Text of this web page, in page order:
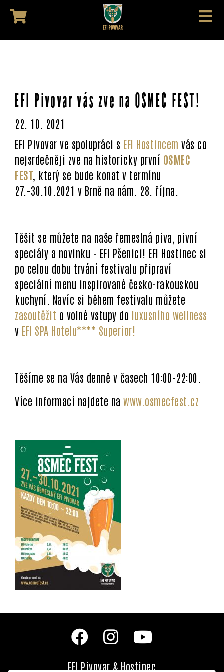
EFI Pivovar vás zve na OSMEC FEST!
22. 10. 2021
EFI Pivovar ve spolupráci s EFI Hostincem vás co
nejsrdečněji zve na historicky první OSMEC
FEST který se bude konat v termínu
27.-30.10.2021 v Brně na nám. 28. října.
Těšit se můžete na naše řemeslná piva, pivní
speciály a novinku – EFI Pšenici! EFI Hostinec si
po celou dobu trvání festivalu připraví
speciální menu inspirované česko-rakouskou
kuchyní. Navíc si během festivalu můžete
zasoutěžit o volné vstupy do luxusního wellness
v EFI SPA Hotelu**** Superior!
Těšíme se na Vás denně v časech 10:00-22:00.
Více informací najdete na www.osmecfest.cz
EFI Pivovar & Hostinec